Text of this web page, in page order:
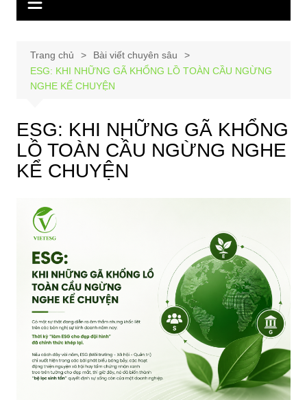
Trang chủ
Bài viết chuyên sâu
ESG: KHI NHỮNG GÃ KHỔNG LỒ TOÀN CẦU NGỪNG
NGHE KỂ CHUYỆN
ESG: KHI NHỮNG GÃ KHỔNG
LỒ TOÀN CẦU NGỪNG NGHE
KỂ CHUYỆN